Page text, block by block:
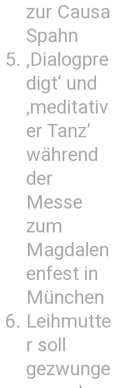
zur Causa
Spahn
‚Dialogpre
digt‘ und
‚meditativ
er Tanz’
während
der
Messe
zum
Magdalen
enfest in
München
Leihmutte
r soll
gezwunge